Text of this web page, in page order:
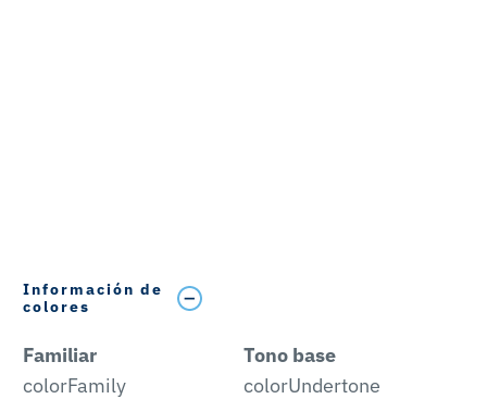
Información de
colores
Familiar
colorFamily
Tono base
colorUndertone